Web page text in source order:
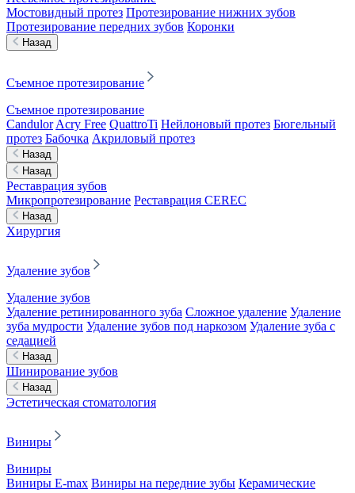
Мостовидный протез Протезирование нижних зубов
Протезирование передних зубов Коронки
Назад
Съемное протезирование
Съемное протезирование
Candulor Acry Free QuattroTi Нейлоновый протез Бюгельный
протез Бабочка Акриловый протез
Назад
Назад
Реставрация зубов
Микропротезирование Реставрация CEREC
Назад
Хирургия
Удаление зубов
Удаление зубов
Удаление ретинированного зуба Сложное удаление Удаление
зуба мудрости Удаление зубов под наркозом Удаление зуба с
седацией
Назад
Шинирование зубов
Назад
Эстетическая стоматология
Виниры
Виниры
Виниры E-max Виниры на передние зубы Керамические